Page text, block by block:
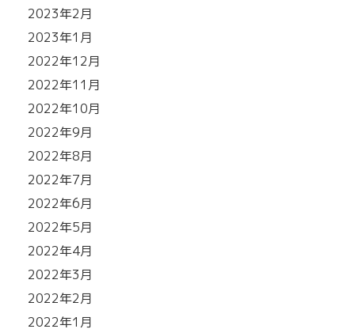
2023年2月
2023年1月
2022年12月
2022年11月
2022年10月
2022年9月
2022年8月
2022年7月
2022年6月
2022年5月
2022年4月
2022年3月
2022年2月
2022年1月